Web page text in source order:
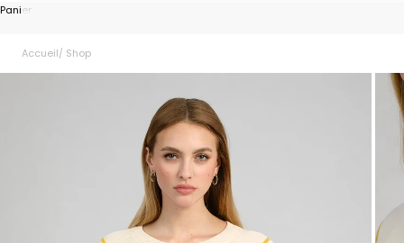
Panier
Accueil
Shop